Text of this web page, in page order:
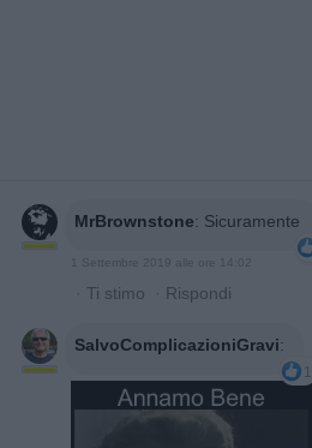
MrBrownstone: Sicuramente
1 Settembre 2019 alle ore 14:02
· Ti stimo · Rispondi
SalvoComplicazioniGravi:
1